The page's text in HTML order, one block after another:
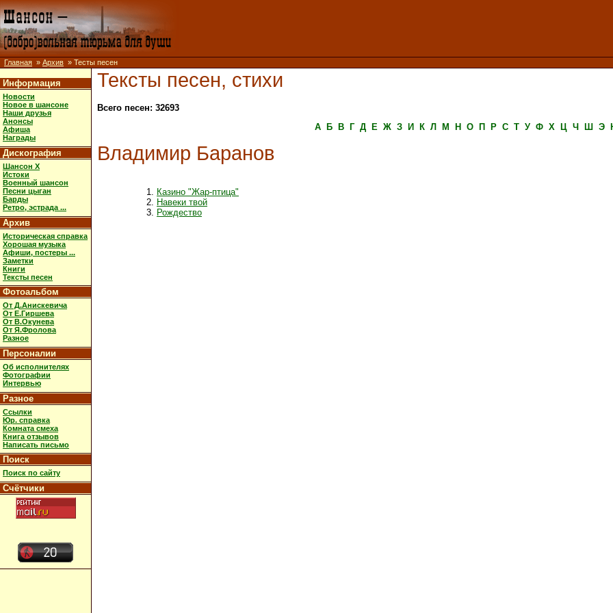
Главная » Архив » Тесты песен
Информация
Новости
Новое в шансоне
Наши друзья
Анонсы
Афиша
Награды
Дискография
Шансон X
Истоки
Военный шансон
Песни цыган
Барды
Ретро, эстрада ...
Архив
Историческая справка
Хорошая музыка
Афиши, постеры ...
Заметки
Книги
Тексты песен
Фотоальбом
От Д.Анискевича
От Е.Гиршева
От В.Окунева
От Я.Фролова
Разное
Персоналии
Об исполнителях
Фотографии
Интервью
Разное
Ссылки
Юр. справка
Комната смеха
Книга отзывов
Написать письмо
Поиск
Поиск по сайту
Счётчики
Тексты песен, стихи
Всего песен: 32693
А
Б В Г Д Е Ж З И К Л М Н О П Р С Т У Ф Х Ц Ч Ш Э
Владимир Баранов
Казино "Жар-птица"
Навеки твой
Рождество